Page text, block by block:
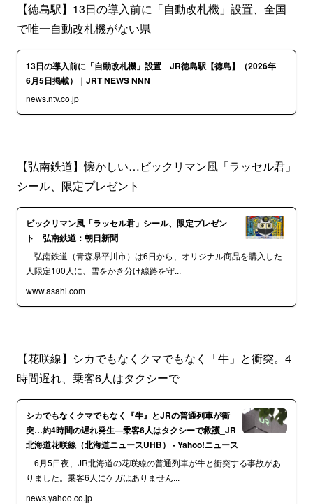
【徳島駅】13日の導入前に「自動改札機」設置、全国
で唯一自動改札機がない県
13日の導入前に「自動改札機」設置 JR徳島駅【徳島】（2026年
6月5日掲載）｜JRT NEWS NNN
news.ntv.co.jp
【弘南鉄道】懐かしい…ビックリマン風「ラッセル君」
シール、限定プレゼント
ビックリマン風「ラッセル君」シール、限定プレゼン
ト 弘南鉄道：朝日新聞
弘南鉄道（青森県平川市）は6日から、オリジナル商品を購入した
人限定100人に、雪をかき分け線路を守...
www.asahi.com
【花咲線】シカでもなくクマでもなく「牛」と衝突。4
時間遅れ、乗客6人はタクシーで
シカでもなくクマでもなく『牛』とJRの普通列車が衝
突…約4時間の遅れ発生―乗客6人はタクシーで救護_JR
北海道花咲線（北海道ニュースUHB） - Yahoo!ニュース
6月5日夜、JR北海道の花咲線の普通列車が牛と衝突する事故があ
りました。乗客6人にケガはありません...
news.yahoo.co.jp